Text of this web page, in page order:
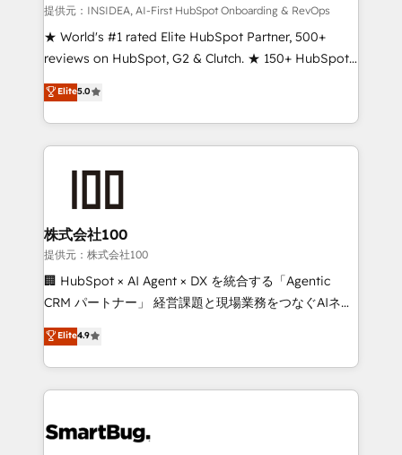
提供元：INSIDEA, AI-First HubSpot Onboarding & RevOps
★ World's #1 rated Elite HubSpot Partner, 500+
reviews on HubSpot, G2 & Clutch. ★ 150+ HubSpot
Certified Experts & Trainers across the team ★
1,500+ implementations across five continents ★ AI-
First, RevOps-led, Onboarding obsessed ★
Company of the Year 2024/25 INSIDEA helps
and build AI-powered workflows that drive adoption
from week one, in your time zone. What we do ➤
Onboarding: Live in weeks, with workflows built
around your business, not a template. ➤ Migration:
Move from any legacy CRM. Zero downtime, full data
run your revenue process. Sales, marketing, and
service wired together. ➤ AI and Integrations: Layer
tune-ups, feature rollouts, adoption coaching. Buying
HubSpot, switching to it, or reviving a stale portal?
Elite5.0
株式会社100
提供元：株式会社100
🏢 HubSpot × AI Agent × DX を統合する「Agentic
CRM パートナー」 経営課題と現場業務をつなぐAIネイ
ティブ・エージェンシーとして、HubSpot Eliteの実装
力で顧客フロント業務を再設計します。 💡 100inc は何
をする会社か？ HubSpotを共通基盤に、AIエージェン
トを組み込んだ顧客フロント業務（マーケティング・営
ィブ・エージェンシーです。事業部・グループ会社・部
Elite4.9